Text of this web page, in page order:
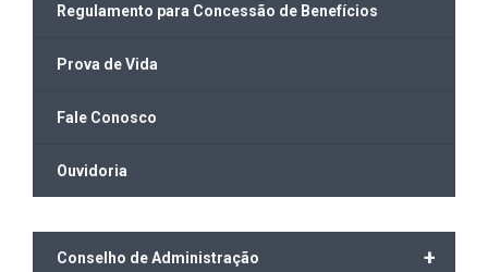
Regulamento para Concessão de Benefícios
Prova de Vida
Fale Conosco
Ouvidoria
+
Conselho de Administração